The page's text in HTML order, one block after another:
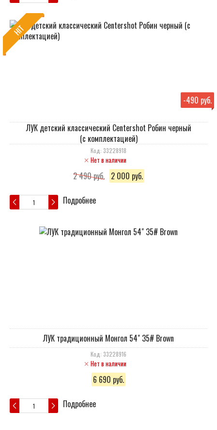
-490 руб.
HIT
ЛУК детский классический Centershot Робин черный
(с комплектацией)
Код: 33228918
Нет в наличии
2 490 руб. 2 000 руб.
Подробнее
ЛУК традиционный Монгол 54" 35# Brown
Код: 33228916
Нет в наличии
6 690 руб.
Подробнее